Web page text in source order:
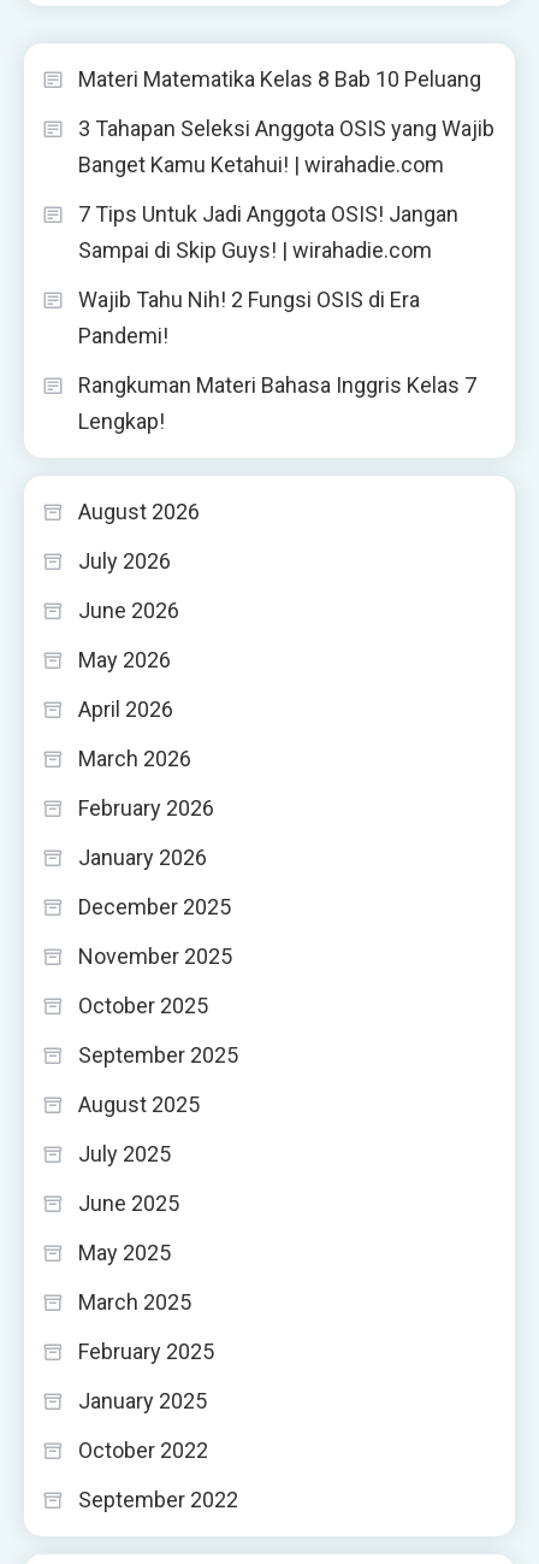
Materi Matematika Kelas 8 Bab 10 Peluang
3 Tahapan Seleksi Anggota OSIS yang Wajib
Banget Kamu Ketahui! | wirahadie.com
7 Tips Untuk Jadi Anggota OSIS! Jangan
Sampai di Skip Guys! | wirahadie.com
Wajib Tahu Nih! 2 Fungsi OSIS di Era
Pandemi!
Rangkuman Materi Bahasa Inggris Kelas 7
Lengkap!
August 2026
July 2026
June 2026
May 2026
April 2026
March 2026
February 2026
January 2026
December 2025
November 2025
October 2025
September 2025
August 2025
July 2025
June 2025
May 2025
March 2025
February 2025
January 2025
October 2022
September 2022